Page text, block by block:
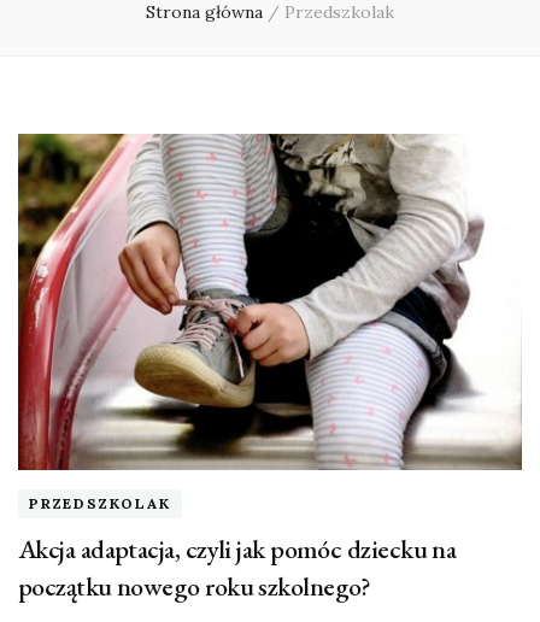
Strona główna / Przedszkolak
PRZEDSZKOLAK
Akcja adaptacja, czyli jak pomóc dziecku na
początku nowego roku szkolnego?